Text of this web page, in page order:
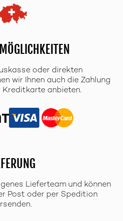
oder direkten
wir Ihnen auch die Zahlung
Kreditkarte anbieten.
Lieferteam und können
Post oder per Spedition